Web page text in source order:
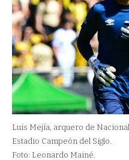
Luis Mejía, arquero de
Estadio Campeón del Siglo.
Foto: Leonardo Mainé.